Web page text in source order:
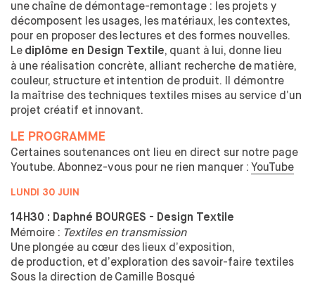
ÉCHANGES ACADÉMIQUES INTERNATIONAUX ENTRANTS
MEDES UNE SPÉCIFICITÉ
STAGES & ÉCHANGES ACADÉMIQUES INTERNATIONAUX
SORTANTS
ÉTABLI LE PODCAST DE L'ENSCI-LES
ATELIERS
une chaîne de démontage-remontage : les projets y
décomposent les usages, les matériaux, les contextes,
pour en proposer des lectures et des formes nouvelles.
Le diplôme en Design Textile, quant à lui, donne lieu
à une réalisation concrète, alliant recherche de matière,
couleur, structure et intention de produit. Il démontre
la maîtrise des techniques textiles mises au service d’un
projet créatif et innovant.
LE PROGRAMME
Certaines soutenances ont lieu en direct sur notre page
Youtube. Abonnez-vous pour ne rien manquer : YouTube
LUNDI 30 JUIN
14H30 : Daphné BOURGES - Design Textile
Mémoire : Textiles en transmission
Une plongée au cœur des lieux d’exposition,
de production, et d’exploration des savoir-faire textiles
Sous la direction de Camille Bosqué